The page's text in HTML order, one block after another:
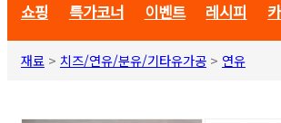
쇼핑 특가코너 이벤트 레시피
재료> 치즈/연유/분유/기타유가공> 연유